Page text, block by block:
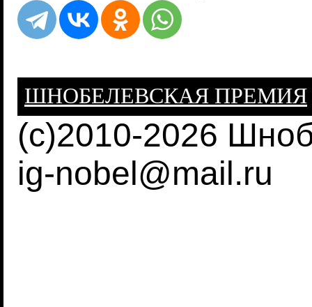
ШНОБЕЛЕВСКАЯ ПРЕМИЯ
(c)2010-2026
ig-nobel@mail.ru